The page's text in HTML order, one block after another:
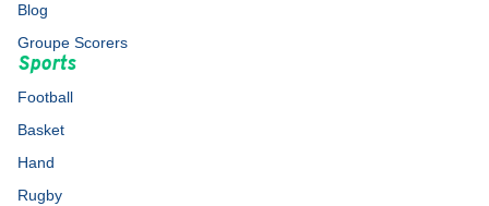
Blog
Groupe Scorers
Sports
Football
Basket
Hand
Rugby